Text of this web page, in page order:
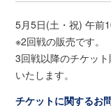
5月5日(土・祝) 午前
※2回戦の販売です。
3回戦以降のチケッ
いたします。
チケットに関するお